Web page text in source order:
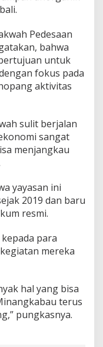
Pedesaan
bahwa
untuk
fokus pada
aktivitas
sulit berjalan
sangat
menjangkau
yayasan ini
2019 dan baru
resmi.
para
mereka
hal yang bisa
terus
pungkasnya.